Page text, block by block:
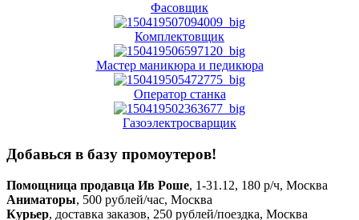
Фасовщик
Комплектовщик
Мастер маникюра и педикюра
Оператор станка
Газоэлектросварщик
Добавься в базу промоутеров!
Помощница продавца Ив Роше, 1-31.12, 180 р/ч, Москва
Аниматоры, 500 рублей/час, Москва
Курьер, доставка заказов, 250 рублей/поездка, Москва